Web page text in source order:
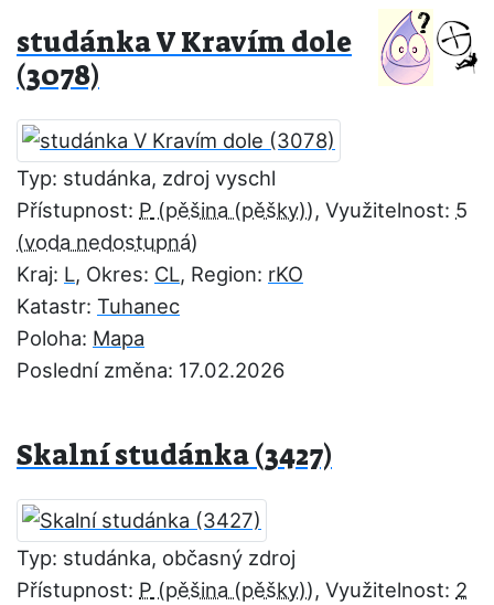
studánka V Kravím dole
(3078)
Typ: studánka, zdroj vyschl
Přístupnost: P , Využitelnost: 5
Kraj: L, Okres: CL, Region: rKO
Katastr: Tuhanec
Poloha: Mapa
Poslední změna: 17.02.2026
Skalní studánka (3427)
Typ: studánka, občasný zdroj
Přístupnost: P , Využitelnost: 2